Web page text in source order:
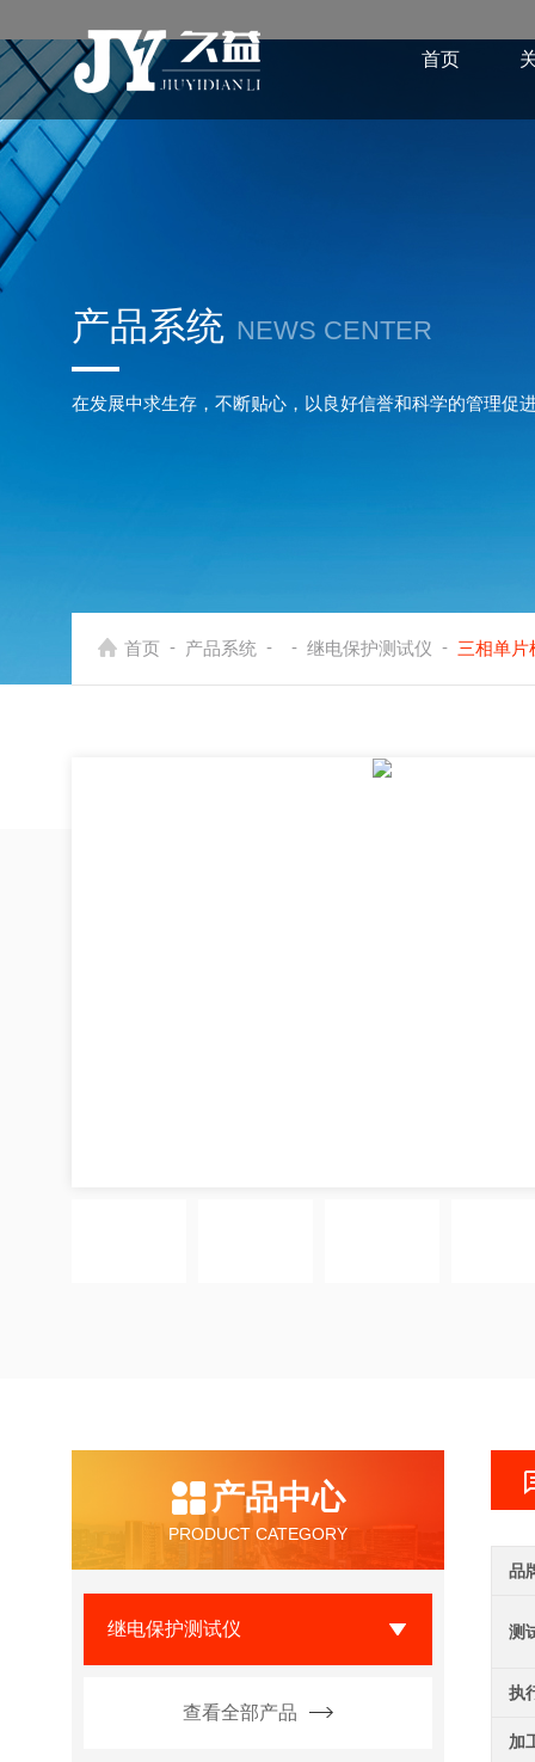
首页
产品系统 NEWS CENTER
在发展中求生存，不断贴心，以良好信誉和科学的管理促
首页 - 产品系统 - - 继电保护测试仪 - 三相单片
产品中心
PRODUCT CATEGORY
继电保护测试仪
查看全部产品
品
测
执
加